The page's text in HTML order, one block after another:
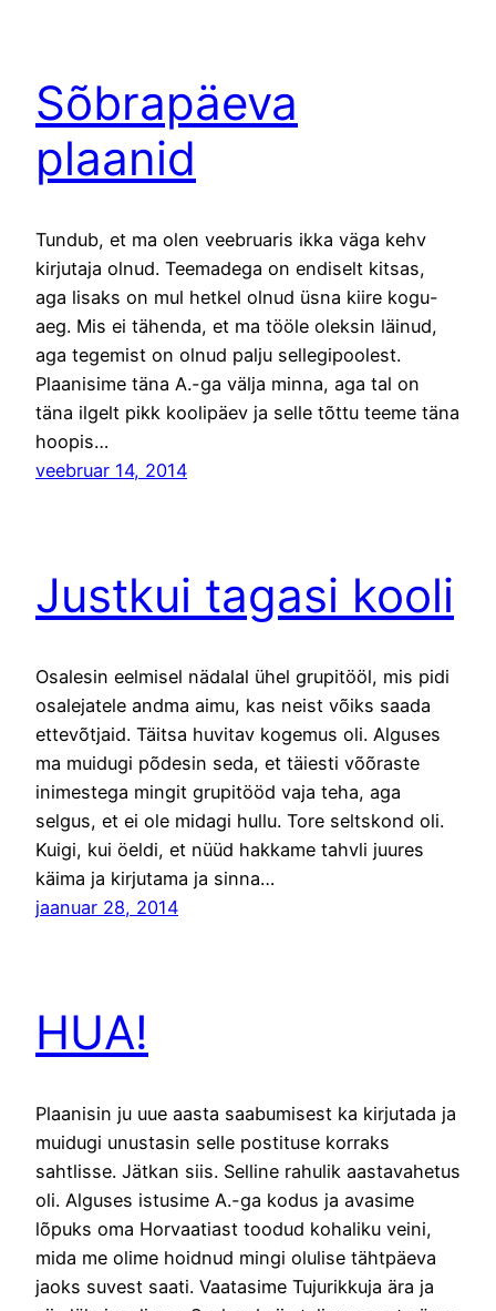
Sõbrapäeva
plaanid
Tundub, et ma olen veebruaris ikka väga kehv
kirjutaja olnud. Teemadega on endiselt kitsas,
aga lisaks on mul hetkel olnud üsna kiire kogu-
aeg. Mis ei tähenda, et ma tööle oleksin läinud,
aga tegemist on olnud palju sellegipoolest.
Plaanisime täna A.-ga välja minna, aga tal on
täna ilgelt pikk koolipäev ja selle tõttu teeme täna
hoopis…
veebruar 14, 2014
Justkui tagasi kooli
Osalesin eelmisel nädalal ühel grupitööl, mis pidi
osalejatele andma aimu, kas neist võiks saada
ettevõtjaid. Täitsa huvitav kogemus oli. Alguses
ma muidugi põdesin seda, et täiesti võõraste
inimestega mingit grupitööd vaja teha, aga
selgus, et ei ole midagi hullu. Tore seltskond oli.
Kuigi, kui öeldi, et nüüd hakkame tahvli juures
käima ja kirjutama ja sinna…
jaanuar 28, 2014
HUA!
Plaanisin ju uue aasta saabumisest ka kirjutada ja
muidugi unustasin selle postituse korraks
sahtlisse. Jätkan siis. Selline rahulik aastavahetus
oli. Alguses istusime A.-ga kodus ja avasime
lõpuks oma Horvaatiast toodud kohaliku veini,
mida me olime hoidnud mingi olulise tähtpäeva
jaoks suvest saati. Vaatasime Tujurikkuja ära ja